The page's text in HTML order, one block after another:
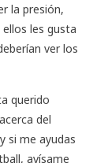
la presión,
les gusta
ver los
querido
del
si me ayudas
avísame